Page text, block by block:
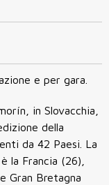
e per gara.
in Slovacchia
della
da 42 Paesi La
la Francia (26),
Gran Bretagna